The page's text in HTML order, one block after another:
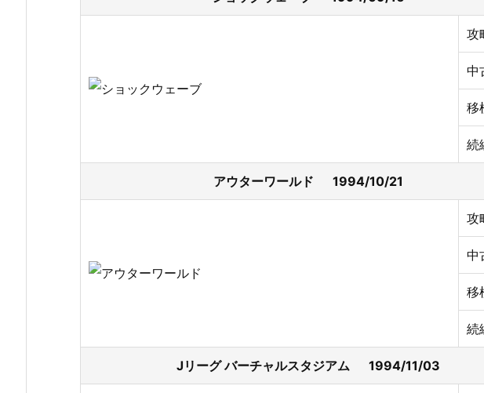
攻
中
移
続
アウターワールド 1994/10/21
攻
中
移
続
Jリーグ バーチャルスタジアム 1994/11/03